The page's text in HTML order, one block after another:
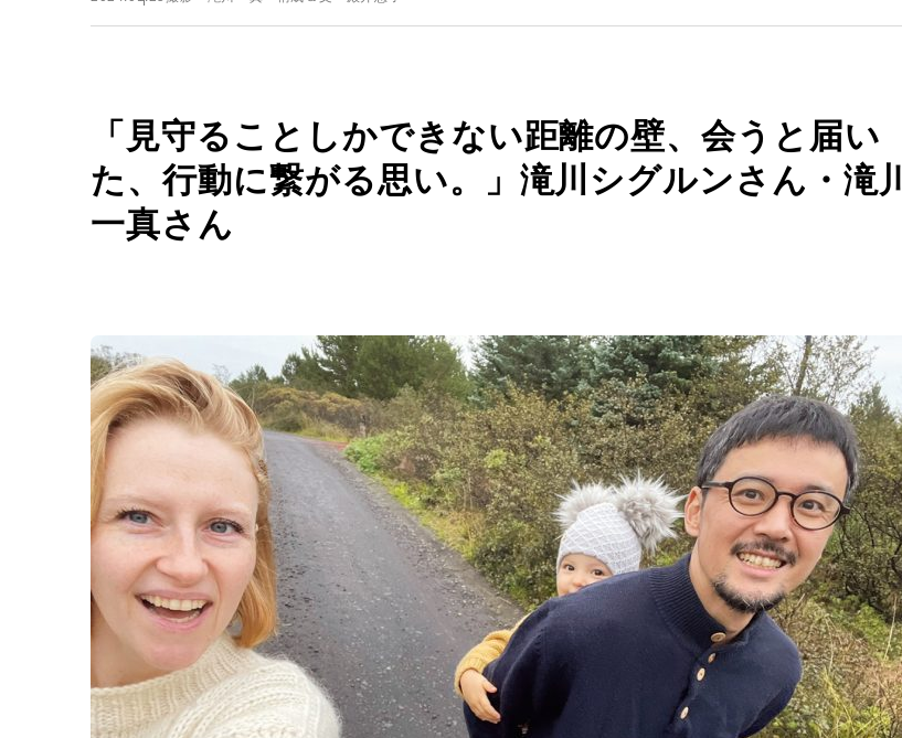
「見守ることしかできない距離の壁、会うと届い
た、行動に繋がる思い。」滝川シグルンさん・滝川
一真さん